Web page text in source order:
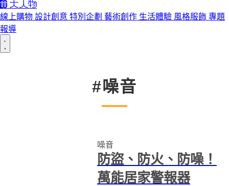
線上購物 設計創意 特別企劃 藝術創作 生活體驗 風格服飾 專題
報導
#噪音
噪音
防盜、防火、防噪！
萬能居家警報器